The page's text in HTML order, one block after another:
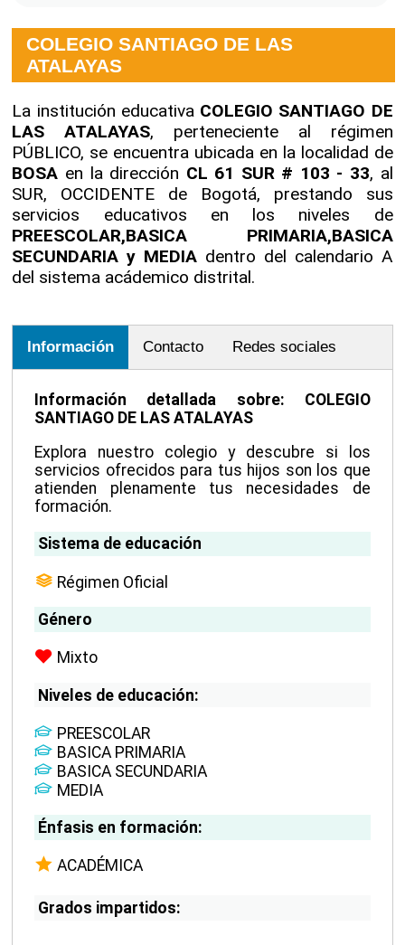
COLEGIO SANTIAGO DE LAS
ATALAYAS
La institución educativa COLEGIO SANTIAGO DE
LAS ATALAYAS, perteneciente al régimen
PÚBLICO, se encuentra ubicada en la localidad de
BOSA en la dirección CL 61 SUR # 103 - 33, al
SUR, OCCIDENTE de Bogotá, prestando sus
servicios educativos en los niveles de
PREESCOLAR,BASICA PRIMARIA,BASICA
SECUNDARIA y MEDIA dentro del calendario A
del sistema acádemico distrital.
Información Contacto Redes sociales
Información detallada sobre: COLEGIO
SANTIAGO DE LAS ATALAYAS
Explora nuestro colegio y descubre si los
servicios ofrecidos para tus hijos son los que
atienden plenamente tus necesidades de
formación.
Sistema de educación
Régimen Oficial
Género
Mixto
Niveles de educación:
PREESCOLAR
BASICA PRIMARIA
BASICA SECUNDARIA
MEDIA
Énfasis en formación:
ACADÉMICA
Grados impartidos: